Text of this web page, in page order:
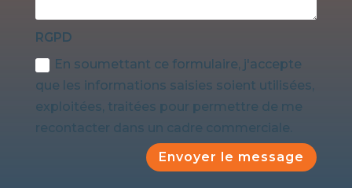
RGPD
En soumettant ce formulaire, j'accepte
que les informations saisies soient utilisées,
exploitées, traitées pour permettre de me
recontacter dans un cadre commerciale.
Envoyer le message